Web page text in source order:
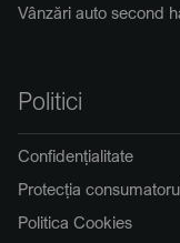
Vânzări auto second
Politici
Confidențialitate
Protecția
Politica Cookies